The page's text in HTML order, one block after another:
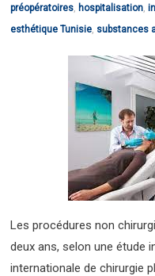
préopératoires, hospitalisation,
esthétique Tunisie, substances
Les procédures non
deux ans, selon une étude
internationale de chirurgie